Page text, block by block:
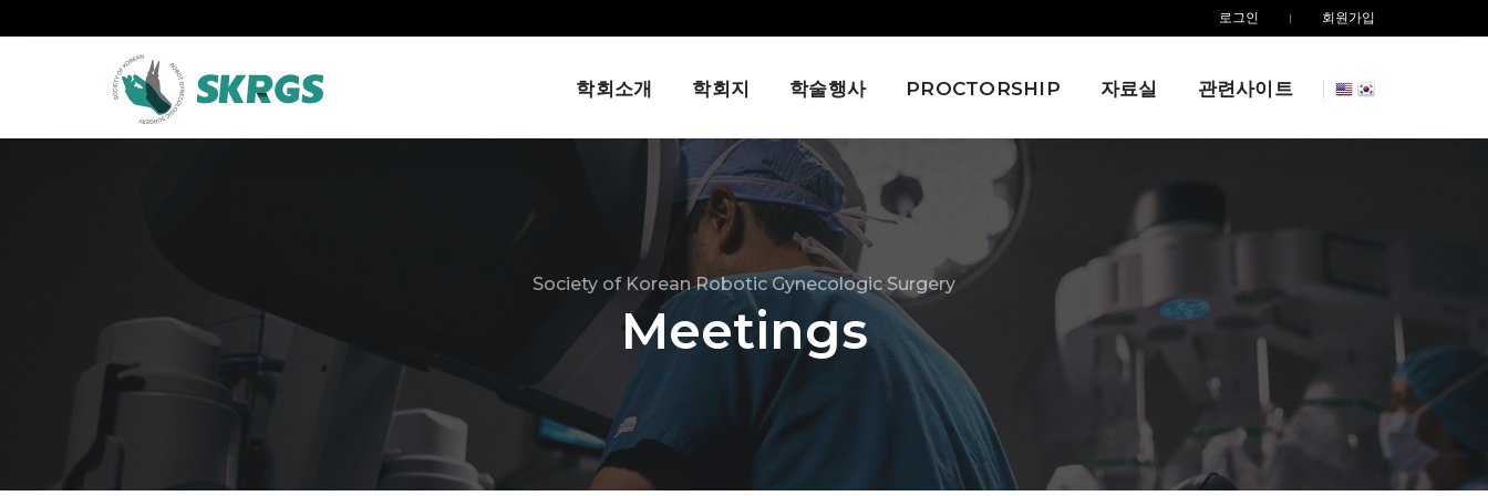
로그인 회원가입
학회소개 학회지 학술행사 PROCTORSHIP 자료실 관련사이트
Society of Korean Robotic Gynecologic Surgery
Meetings